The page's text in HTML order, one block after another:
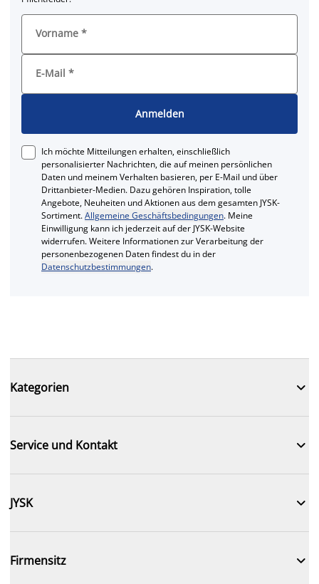
Vorname *
E-Mail *
Anmelden
Ich möchte Mitteilungen erhalten, einschließlich
personalisierter Nachrichten, die auf meinen persönlichen
Daten und meinem Verhalten basieren, per E-Mail und über
Drittanbieter-Medien. Dazu gehören Inspiration, tolle
Angebote, Neuheiten und Aktionen aus dem gesamten JYSK-
Sortiment.Allgemeine Geschäftsbedingungen. Meine
Einwilligung kann ich jederzeit auf der JYSK-Website
widerrufen. Weitere Informationen zur Verarbeitung der
personenbezogenen Daten findest du in der
Datenschutzbestimmungen.
Kategorien 
Service und Kontakt 
JYSK 
Firmensitz 